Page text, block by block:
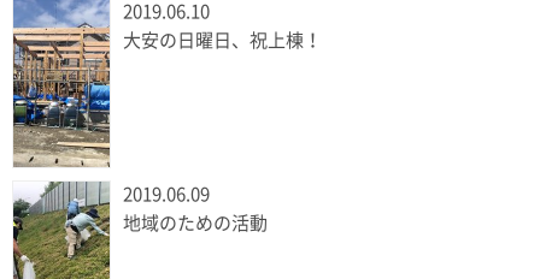
2019.06.10
大安の日曜日、祝上棟！
2019.06.09
地域のための活動